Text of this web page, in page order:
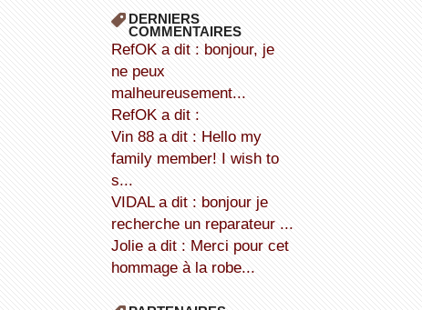
DERNIERS
COMMENTAIRES
refOK a dit : bonjour, je
ne peux
malheureusement...
refOK a dit :
Vin 88 a dit : Hello my
family member! I wish to
s...
VIDAL a dit : bonjour je
recherche un reparateur ...
Jolie a dit : Merci pour cet
hommage à la robe...